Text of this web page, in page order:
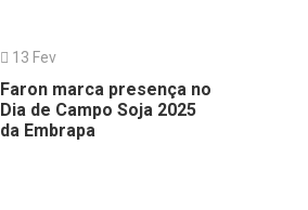
13 Fev
Faron marca presença no
Dia de Campo Soja 2025
da Embrapa